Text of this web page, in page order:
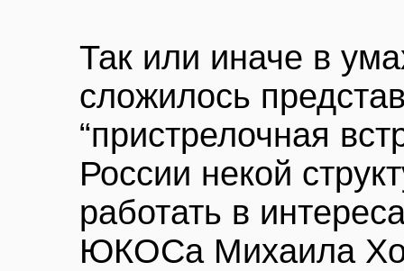
Так или иначе в
сложилось
“пристрелочная
России некой
работать в
ЮКОСа Михаила